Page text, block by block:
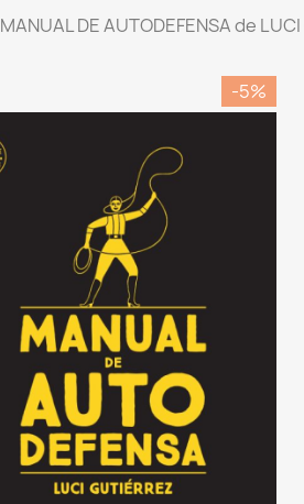
MANUAL DE AUTODEFENSA de
-5%